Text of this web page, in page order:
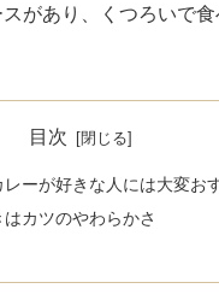
があり、くつろいで食
目次
レーが好きな人には大変お
カツのやわらかさ